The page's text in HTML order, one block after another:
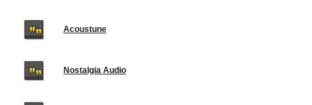
Acoustune
Nostalgia Audio